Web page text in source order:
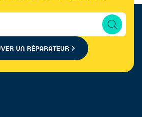
UN RÉPARATEUR